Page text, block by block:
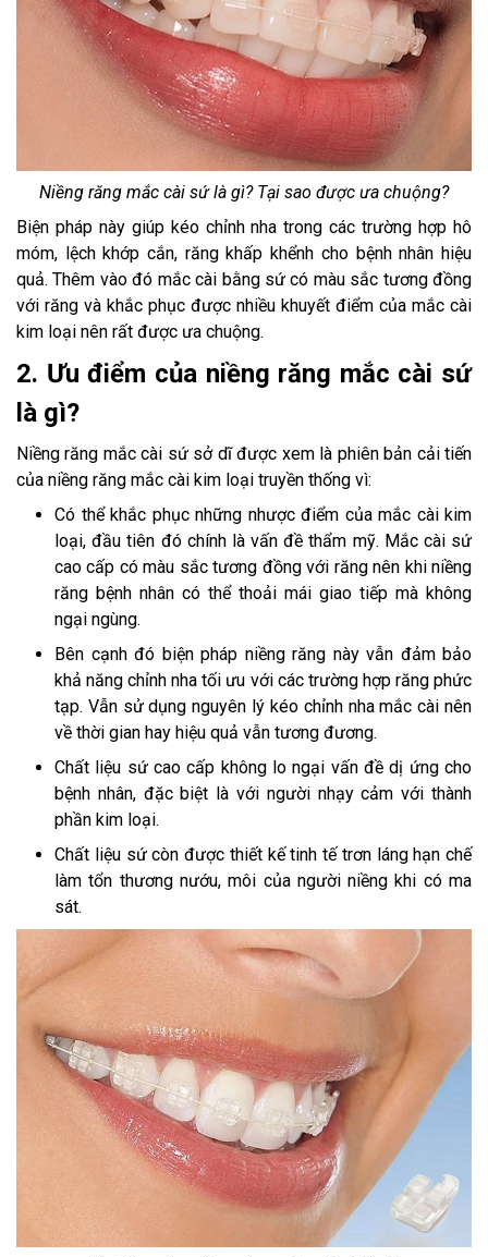
Niềng răng mắc cài sứ là gì? Tại sao được ưa chuộng?
Biện pháp này giúp kéo chỉnh nha trong các trường hợp hô
móm, lệch khớp cắn, răng khấp khểnh cho bệnh nhân hiệu
quả. Thêm vào đó mắc cài bằng sứ có màu sắc tương đồng
với răng và khắc phục được nhiều khuyết điểm của mắc cài
kim loại nên rất được ưa chuộng.
2. Ưu điểm của niềng răng mắc cài sứ
là gì?
Niềng răng mắc cài sứ sở dĩ được xem là phiên bản cải tiến
của niềng răng mắc cài kim loại truyền thống vì:
Có thể khắc phục những nhược điểm của mắc cài kim
loại, đầu tiên đó chính là vấn đề thẩm mỹ. Mắc cài sứ
cao cấp có màu sắc tương đồng với răng nên khi niềng
răng bệnh nhân có thể thoải mái giao tiếp mà không
ngại ngùng.
Bên cạnh đó biện pháp niềng răng này vẫn đảm bảo
khả năng chỉnh nha tối ưu với các trường hợp răng phức
tạp. Vẫn sử dụng nguyên lý kéo chỉnh nha mắc cài nên
về thời gian hay hiệu quả vẫn tương đương.
Chất liệu sứ cao cấp không lo ngại vấn đề dị ứng cho
bệnh nhân, đặc biệt là với người nhạy cảm với thành
phần kim loại.
Chất liệu sứ còn được thiết kế tinh tế trơn láng hạn chế
làm tổn thương nướu, môi của người niềng khi có ma
sát.